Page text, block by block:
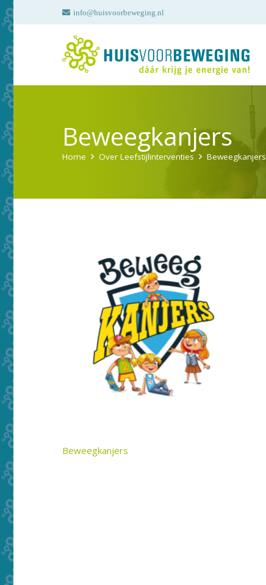
info@huisvoorbeweging.nl
Beweegkanjers
Home Over Leefstijlinterventies Beweegkanjers
Beweegkanjers